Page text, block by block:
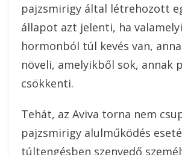
pajzsmirigy által létrehozott
állapot azt jelenti, ha
hormonból túl kevés van,
növeli, amelyikből sok, annak
csökkenti.
Tehát, az Aviva torna nem
pajzsmirigy alulműködés
túltengésben szenvedő